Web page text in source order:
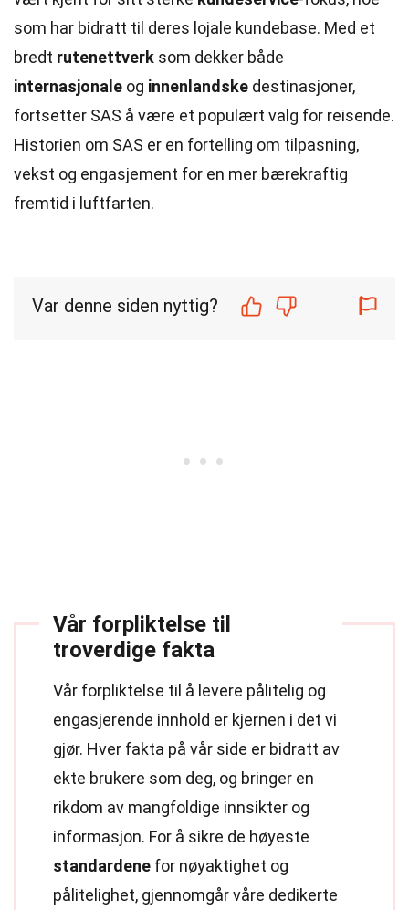
som har bidratt til deres lojale kundebase. Med et
bredt rutenettverk som dekker både
internasjonale og innenlandske destinasjoner,
fortsetter SAS å være et populært valg for reisende.
Historien om SAS er en fortelling om tilpasning,
vekst og engasjement for en mer bærekraftig
fremtid i luftfarten.
Var denne siden nyttig?
Vår forpliktelse til
troverdige fakta
Vår forpliktelse til å levere pålitelig og
engasjerende innhold er kjernen i det vi
gjør. Hver fakta på vår side er bidratt av
ekte brukere som deg, og bringer en
rikdom av mangfoldige innsikter og
informasjon. For å sikre de høyeste
standardene for nøyaktighet og
pålitelighet, gjennomgår våre dedikerte